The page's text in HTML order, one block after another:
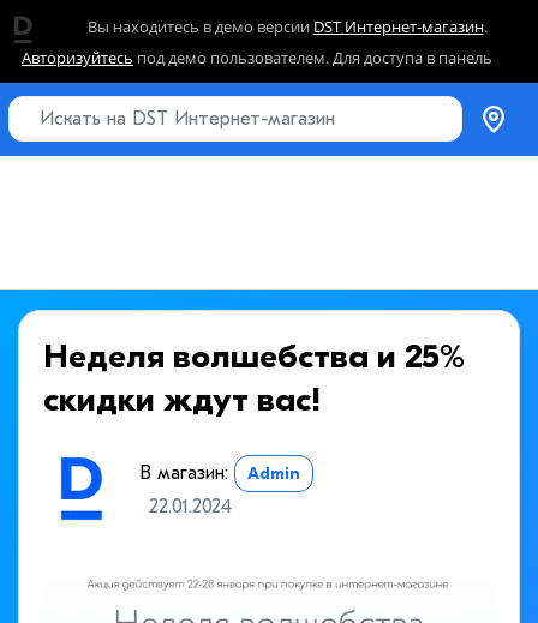
Вы находитесь в демо версии DST Интернет-магазин.
Авторизуйтесь под демо пользователем. Для доступа в панель
управления перейдите в разделзаявки на получение полного
доступа.
Неделя волшебства и 25%
скидки ждут вас!
В магазин: Admin
22.01.2024